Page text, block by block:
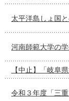
太平洋島しょ国
河南師範大学の
【中止】「岐阜
令和３年度「三